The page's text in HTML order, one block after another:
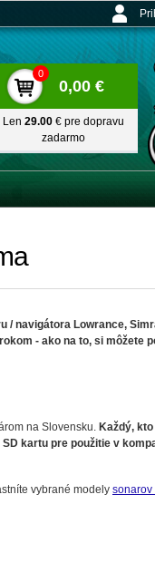
0
0,00 €
Len 29.00 € pre dopravu
zadarmo
/ navigátora Lowrance,
- ako na to, si môžete
na Slovensku. Každý,
kartu pre použitie v
vybrané modely sonarov